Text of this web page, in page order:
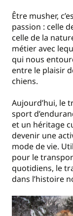
Être musher,
passion : celle
celle de la
métier avec
qui nous
entre le plaisir
chiens.
Aujourd’hui, le
sport
et un héritage
devenir une
mode de vie.
pour le
quotidiens, le
dans l’histoire